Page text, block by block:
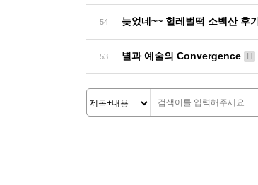
54 늦었네~~ 헐레벌떡 소백산 후기
53 별과 예술의 Convergence H